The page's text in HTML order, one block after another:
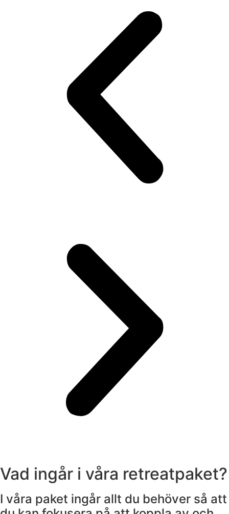
Vad ingår i våra retreatpaket?
I våra paket ingår allt du behöver så att